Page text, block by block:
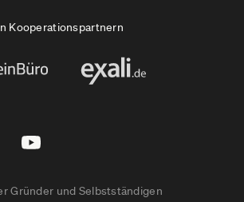
Kooperationspartnern
Gründer und Selbstständigen